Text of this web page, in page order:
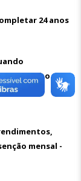
24 anos
o trabalho -
indicando a
mensal -